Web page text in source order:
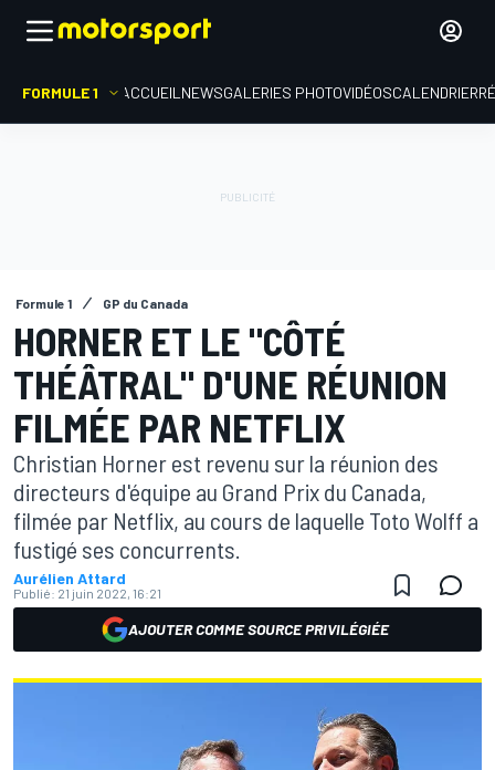
FORMULE 1 ACCUEIL NEWSGALERIES PHOTOVIDÉOSCALENDRIER
Formule 1 GP du Canada
HORNER ET LE "CÔTÉ
THÉÂTRAL" D'UNE RÉUNION
FILMÉE PAR NETFLIX
Christian Horner est revenu sur la réunion des
directeurs d'équipe au Grand Prix du Canada,
filmée par Netflix, au cours de laquelle Toto Wolff a
fustigé ses concurrents.
Aurélien Attard
Publié: 21 juin 2022, 16:21
AJOUTER COMME SOURCE PRIVILÉGIÉE